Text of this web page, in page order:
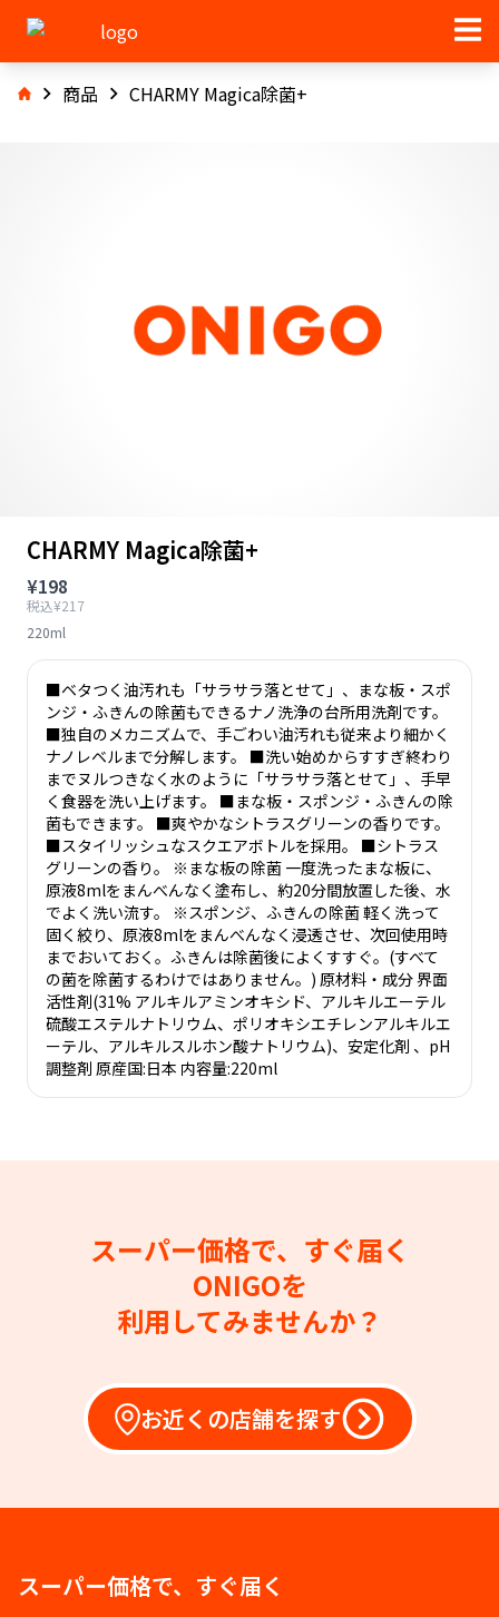
商品 CHARMY Magica除菌+
CHARMY Magica除菌+
¥198
税込¥217
220ml
■ベタつく油汚れも「サラサラ落とせて」、まな板・スポ
ンジ・ふきんの除菌もできるナノ洗浄の台所用洗剤です。
■独自のメカニズムで、手ごわい油汚れも従来より細かく
ナノレベルまで分解します。 ■洗い始めからすすぎ終わり
までヌルつきなく水のように「サラサラ落とせて」、手早
く食器を洗い上げます。 ■まな板・スポンジ・ふきんの除
菌もできます。 ■爽やかなシトラスグリーンの香りです。
■スタイリッシュなスクエアボトルを採用。 ■シトラス
グリーンの香り。 ※まな板の除菌 一度洗ったまな板に、
原液8mlをまんべんなく塗布し、約20分間放置した後、水
でよく洗い流す。 ※スポンジ、ふきんの除菌 軽く洗って
固く絞り、原液8mlをまんべんなく浸透させ、次回使用時
までおいておく。ふきんは除菌後によくすすぐ。(すべて
の菌を除菌するわけではありません。) 原材料・成分 界面
活性剤(31% アルキルアミンオキシド、アルキルエーテル
硫酸エステルナトリウム、ポリオキシエチレンアルキルエ
ーテル、アルキルスルホン酸ナトリウム)、安定化剤 、pH
調整剤 原産国:日本 内容量:220ml
スーパー価格で、すぐ届く
ONIGOを
利用してみませんか？
お近くの店舗を探す
スーパー価格で、すぐ届く